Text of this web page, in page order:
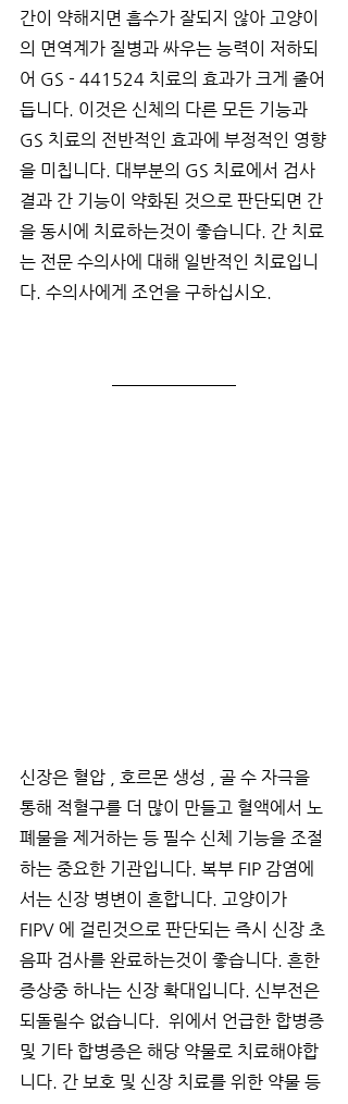
간이 약해지면 흡수가 잘되지 않아 고양이
의 면역계가 질병과 싸우는 능력이 저하되
어 GS - 441524 치료의 효과가 크게 줄어
듭니다. 이것은 신체의 다른 모든 기능과
GS 치료의 전반적인 효과에 부정적인 영향
을 미칩니다. 대부분의 GS 치료에서 검사
결과 간 기능이 약화된 것으로 판단되면 간
을 동시에 치료하는것이 좋습니다. 간 치료
는 전문 수의사에 대해 일반적인 치료입니
다. 수의사에게 조언을 구하십시오.
신장은 혈압 , 호르몬 생성 , 골 수 자극을
통해 적혈구를 더 많이 만들고 혈액에서 노
폐물을 제거하는 등 필수 신체 기능을 조절
하는 중요한 기관입니다. 복부 FIP 감염에
서는 신장 병변이 흔합니다. 고양이가
FIPV 에 걸린것으로 판단되는 즉시 신장 초
음파 검사를 완료하는것이 좋습니다. 흔한
증상중 하나는 신장 확대입니다. 신부전은
되돌릴수 없습니다.  위에서 언급한 합병증
및 기타 합병증은 해당 약물로 치료해야합
니다. 간 보호 및 신장 치료를 위한 약물 등